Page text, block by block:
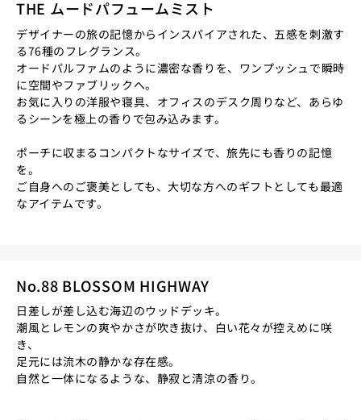
THE ムードパフュームミスト
デザイナーの旅の記憶からインスパイアされた、五感を刺激す
る76種のフレグランス。
オードパルファムのように濃密な香りを、ワンプッシュで瞬時
に空間やファブリックへ。
お気に入りの洋服や寝具、オフィスのデスク周りなど、あらゆ
るシーンを極上の香りで包み込みます。
ポーチに収まるコンパクトなサイズで、旅先にも香りの記憶
を。
ご自身へのご褒美としても、大切な方へのギフトとしても最適
なアイテムです。
No.88 BLOSSOM HIGHWAY
日差しが差し込む海辺のウッドデッキ。
潮風とレモンの爽やかさが吹き抜け、白い花々が控えめに咲
き、
足元には流木の静かな存在感。
自然と一体になるような、静寂と清涼の香り。